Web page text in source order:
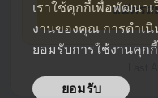
สมัครส
เราใช้คุกกี้เพื่อพัฒนา
งานของคุณ การดำเ
ยอมรับการใช้งานคุกกี้